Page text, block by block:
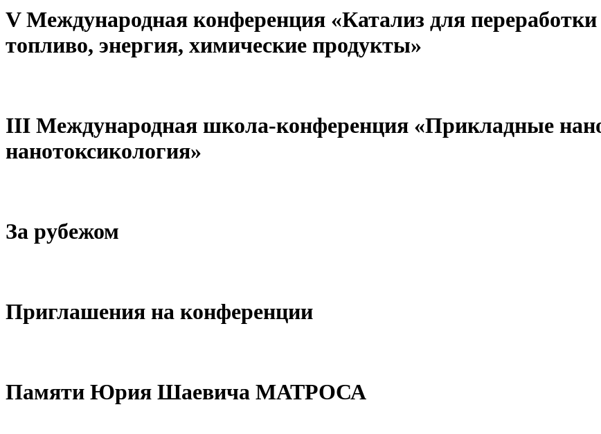
V Международная конференция «Катализ для
топливо, энергия, химические продукты»
III Международная школа-конференция «Прикладные
нанотоксикология»
За рубежом
Приглашения на конференции
Памяти Юрия Шаевича МАТРОСА